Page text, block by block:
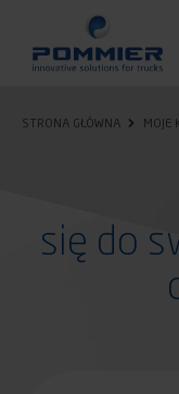
treści
STRONA GŁÓWNA MOJE
się do